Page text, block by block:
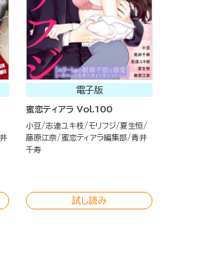
電子版
蜜恋ティアラ Vol.100
小豆 志連ユキ枝 モリフジ 夏生恒
藤原江奈
蜜恋ティアラ編集部
青井
千寿
試し読み